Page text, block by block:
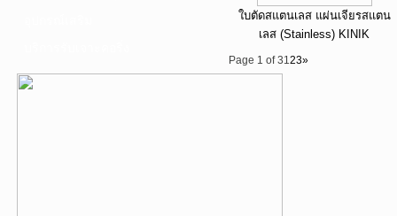
ใบตัดสแตนเลส แผ่นเจียรสแตน
เลส (Stainless) KINIK
Page 1 of 3123»